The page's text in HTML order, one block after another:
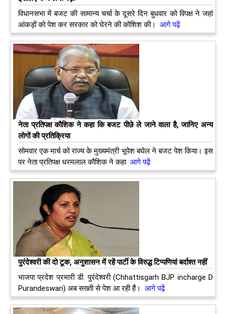
विधानसभा में बजट की सामान्य चर्चा के दूसरे दिन बुधवार को विपक्ष ने जहां
आंकड़ों को पेश कर सरकार को घेरने की कोशिश की।
आगे पढ़ें
नेता प्रतिपक्ष कौशिक ने कहा कि बजट पीछे ले जाने वाला है, जानिए अन्य
लोगों की प्रतिक्रिया
सोमवार एक मार्च को राज्य के मुख्यमंत्री भूपेश बघेल ने बजट पेश किया। इस
पर नेता प्रतिपक्ष धरमलाल कौशिक ने कहाआगे पढ़ें
पुरंदेश्वरी की दो टूक, अनुशासन में रहें पार्टी के विरुद्ध टिप्पणियां बर्दाश्त नहीं
भाजपा प्रदेश प्रभारी डी. पुरंदेश्वरी (Chhattisgarh BJP incharge D
Purandeswari) अब सख्ती से पेश आ रही हैं।
आगे पढ़ें